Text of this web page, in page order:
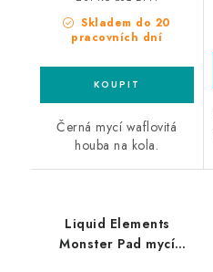
Skladem do 20
pracovních dní
Černá mycí waflovitá
houba na kola.
Liquid Elements
Monster Pad mycí